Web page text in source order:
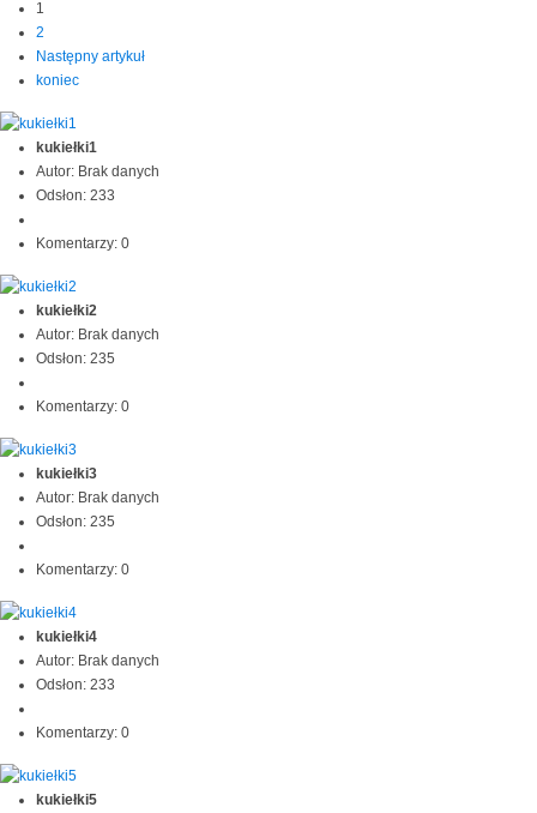
1
2
Następny artykuł
koniec
kukiełki1
Autor: Brak danych
Odsłon: 233
Komentarzy: 0
kukiełki2
Autor: Brak danych
Odsłon: 235
Komentarzy: 0
kukiełki3
Autor: Brak danych
Odsłon: 235
Komentarzy: 0
kukiełki4
Autor: Brak danych
Odsłon: 233
Komentarzy: 0
kukiełki5